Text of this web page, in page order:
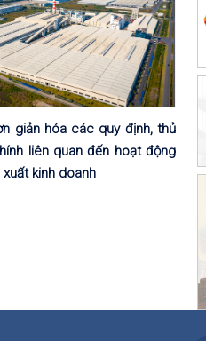
giản hóa các quy định, thủ
liên quan đến hoạt động
kinh doanh